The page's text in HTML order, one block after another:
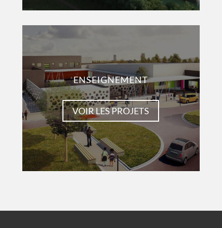
ENSEIGNEMENT
VOIR LES PROJETS